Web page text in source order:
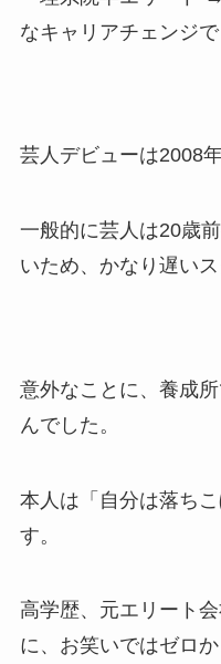
なキャリアチェンジで
芸人デビューは2008
一般的に芸人は20歳
いため、かなり遅い
意外なことに、養成
んでした。
本人は「自分は落ち
す。
高学歴、元エリート
に、お笑いではゼロ